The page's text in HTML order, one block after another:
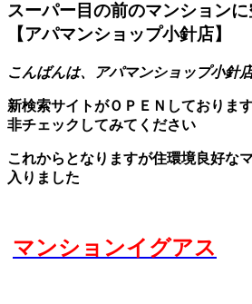
スーパー目の前のマンション
【アパマンショップ小針店】
こんばんは、アパマンショップ小針
新検索サイトがＯＰＥＮしておりま
非チェックしてみてください
これからとなりますが住環境良好な
入りました
マンションイグアス